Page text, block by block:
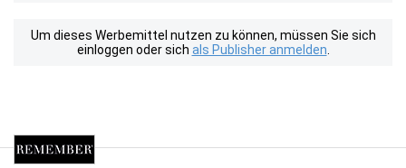
Um dieses Werbemittel nutzen zu können, müssen Sie sich
einloggen oder sich als Publisher anmelden